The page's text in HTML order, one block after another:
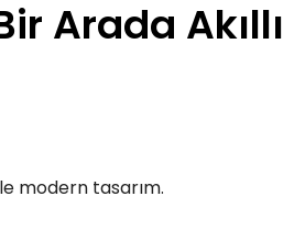
Arada Akıllı
modern tasarım.